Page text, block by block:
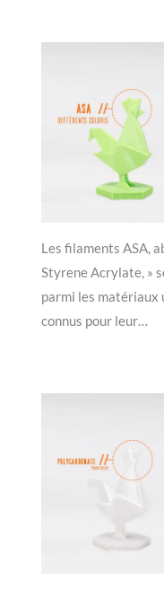
Les filaments ASA,
Styrene Acrylate, »
parmi les matériaux
connus pour leur…